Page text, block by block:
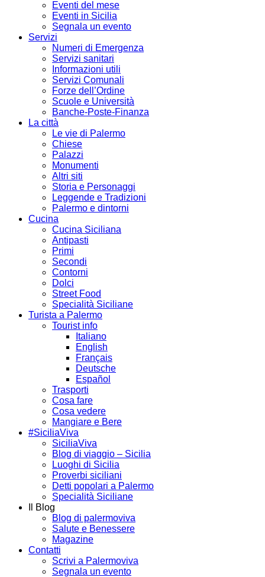
Eventi del mese
Eventi in Sicilia
Segnala un evento
Servizi
Numeri di Emergenza
Servizi sanitari
Informazioni utili
Servizi Comunali
Forze dell’Ordine
Scuole e Università
Banche-Poste-Finanza
La città
Le vie di Palermo
Chiese
Palazzi
Monumenti
Altri siti
Storia e Personaggi
Leggende e Tradizioni
Palermo e dintorni
Cucina
Cucina Siciliana
Antipasti
Primi
Secondi
Contorni
Dolci
Street Food
Specialità Siciliane
Turista a Palermo
Tourist info
Italiano
English
Français
Deutsche
Español
Trasporti
Cosa fare
Cosa vedere
Mangiare e Bere
#SiciliaViva
SiciliaViva
Blog di viaggio – Sicilia
Luoghi di Sicilia
Proverbi siciliani
Detti popolari a Palermo
Specialità Siciliane
Il Blog
Blog di palermoviva
Salute e Benessere
Magazine
Contatti
Scrivi a Palermoviva
Segnala un evento